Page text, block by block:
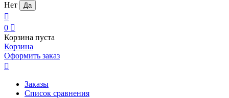
Нет
Да

0 
Корзина пуста
Корзина
Оформить заказ

Заказы
Список сравнения